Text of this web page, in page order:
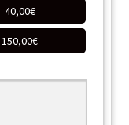
40,00€
150,00€